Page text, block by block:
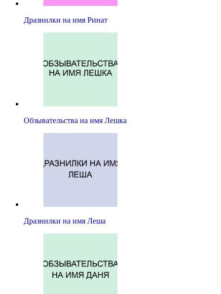
Дразнилки на имя Ринат
Обзывательства на имя Лешка
Дразнилки на имя Леша